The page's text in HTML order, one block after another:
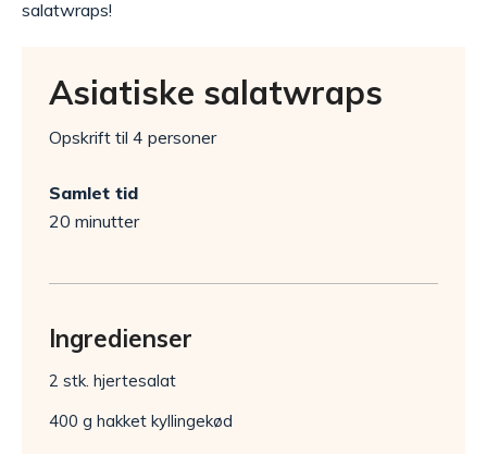
salatwraps!
Asiatiske salatwraps
Opskrift til 4 personer
Samlet tid
20 minutter
Ingredienser
2 stk. hjertesalat
400 g hakket kyllingekød